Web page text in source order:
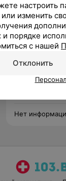
Стаж 11 лет•
Косметик
Нет
настроить
изменить
и порядке
с нашей
Отклонить